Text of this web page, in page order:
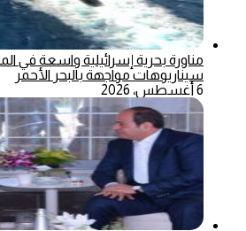
مناورة بحرية إسرائيلية واسعة في
سيناريوهات مواجهة بالبحر الأحمر
6 أغسطس، 2026